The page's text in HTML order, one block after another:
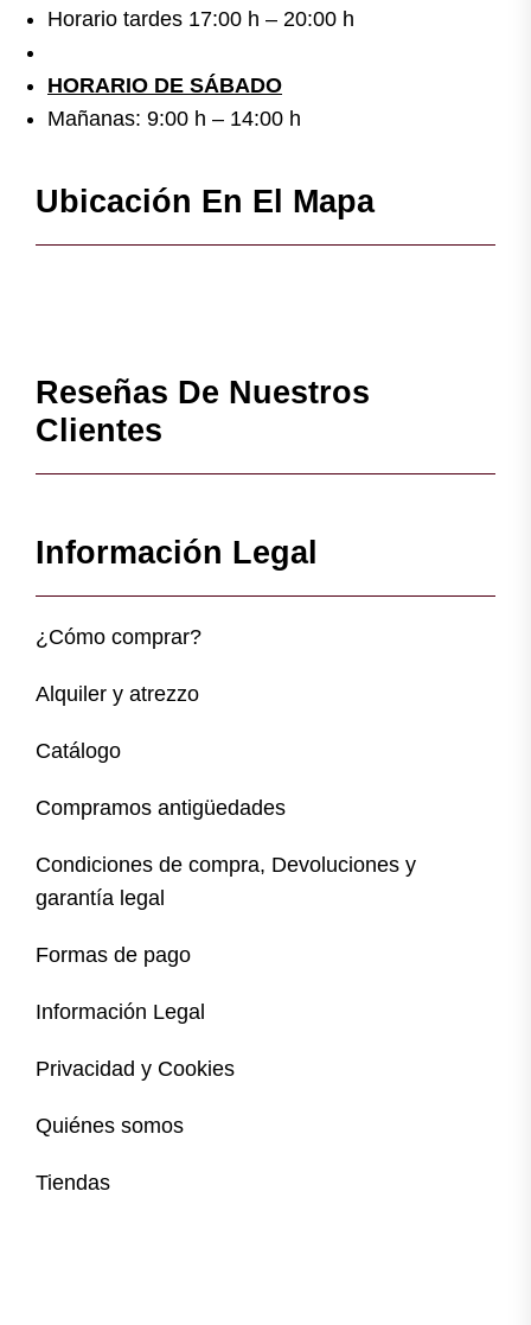
Horario tardes 17:00 h – 20:00 h
HORARIO DE SÁBADO
Mañanas: 9:00 h – 14:00 h
Ubicación En El Mapa
Reseñas De Nuestros
Clientes
Información Legal
¿Cómo comprar?
Alquiler y atrezzo
Catálogo
Compramos antigüedades
Condiciones de compra, Devoluciones y
garantía legal
Formas de pago
Información Legal
Privacidad y Cookies
Quiénes somos
Tiendas